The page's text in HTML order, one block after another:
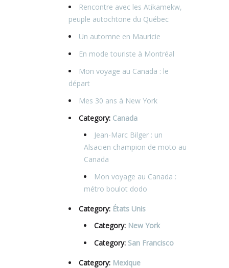
Rencontre avec les Atikamekw,
peuple autochtone du Québec
Un automne en Mauricie
En mode touriste à Montréal
Mon voyage au Canada : le
départ
Mes 30 ans à New York
Category: Canada
Jean-Marc Bilger : un
Alsacien champion de moto au
Canada
Mon voyage au Canada :
métro boulot dodo
Category: États Unis
Category: New York
Category: San Francisco
Category: Mexique